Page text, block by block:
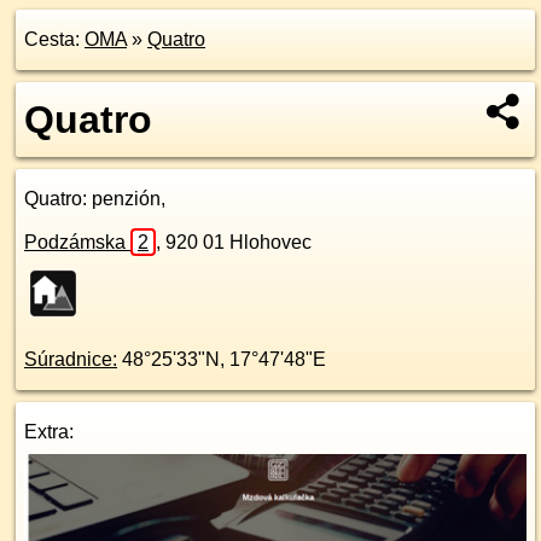
Cesta: OMA» Quatro
Quatro
Quatro: penzión,
Podzámska 2 , 920 01 Hlohovec
Súradnice: 48°25'33"N , 17°47'48"E
Extra: